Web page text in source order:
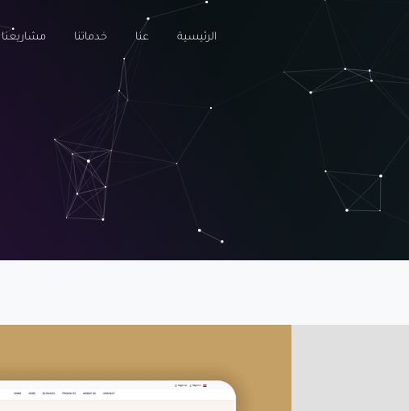
الرئيسية عنا خدماتنا مشاريعنا